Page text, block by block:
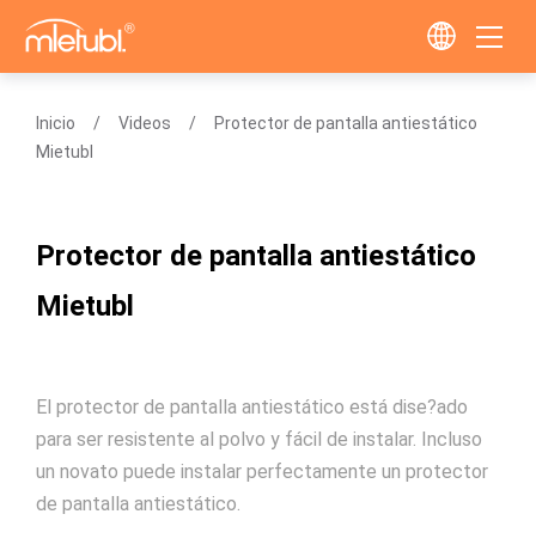
Inicio Videos
Protector de pantalla antiestático
Mietubl
Protector de pantalla antiestático
Mietubl
El protector de pantalla antiestático está dise?ado
para ser resistente al polvo y fácil de instalar. Incluso
un novato puede instalar perfectamente un protector
de pantalla antiestático.